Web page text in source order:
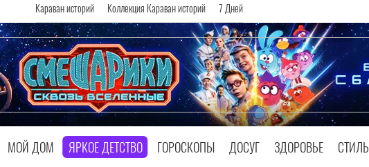
Караван историй Коллекция Караван историй 7 Дней
МОЙ ДОМ ЯРКОЕ ДЕТСТВО ГОРОСКОПЫ ДОСУГ ЗДОРОВЬЕ СТИЛЬ